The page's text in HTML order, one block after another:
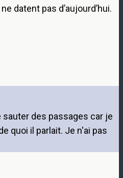
datent pas d’aujourd’hui.
sauter des passages car je
quoi il parlait. Je n'ai pas